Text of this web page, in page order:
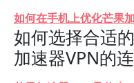
如何在手机上优化芒果
如何选择合适
加速器VPN的